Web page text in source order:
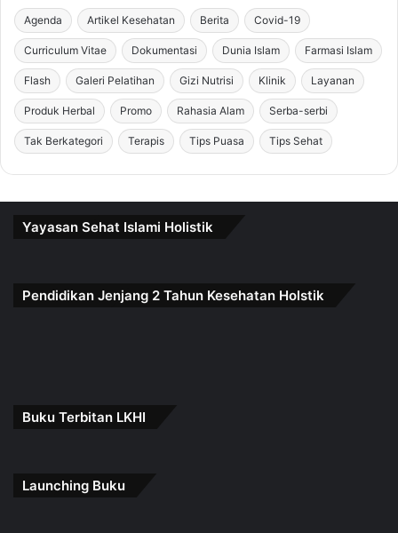
Agenda Artikel Kesehatan Berita Covid-19
Curriculum Vitae Dokumentasi Dunia Islam Farmasi Islam
Flash Galeri Pelatihan Gizi Nutrisi Klinik Layanan
Produk Herbal Promo Rahasia Alam Serba-serbi
Tak Berkategori Terapis Tips Puasa Tips Sehat
Yayasan Sehat Islami Holistik
Pendidikan Jenjang 2 Tahun Kesehatan Holstik
Buku Terbitan LKHI
Launching Buku